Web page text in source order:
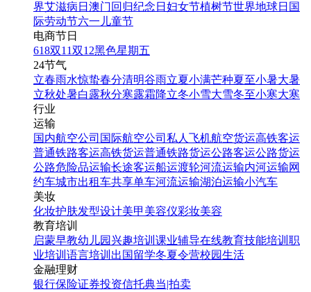
界艾滋病日 澳门回归纪念日 妇女节植树节世界地球日 国
际劳动节六一儿童节
电商节日
618双11双12黑色星期五
24节气
立春雨水惊蛰春分清明谷雨立夏小满芒种夏至小暑大暑
立秋处暑白露秋分寒露霜降立冬小雪大雪冬至小寒大寒
行业
运输
国内航空公司 国际航空公司 私人飞机航空货运高铁客运
普通铁路客运高铁货运普通铁路货运公路客运公路货运
公路危险品运输长途客运船运渡轮河流运输内河运输网
约车城市出租车共享单车河流运输湖泊运输小汽车
美妆
化妆护肤发型设计美甲 美容仪彩妆美容
教育培训
启蒙早教幼儿园 兴趣培训 课业辅导在线教育技能培训 职
业培训 语言培训 出国留学冬夏令营校园生活
金融理财
银行保险证券投资信托典当|拍卖